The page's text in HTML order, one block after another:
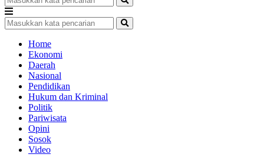
Home
Ekonomi
Daerah
Nasional
Pendidikan
Hukum dan Kriminal
Politik
Pariwisata
Opini
Sosok
Video